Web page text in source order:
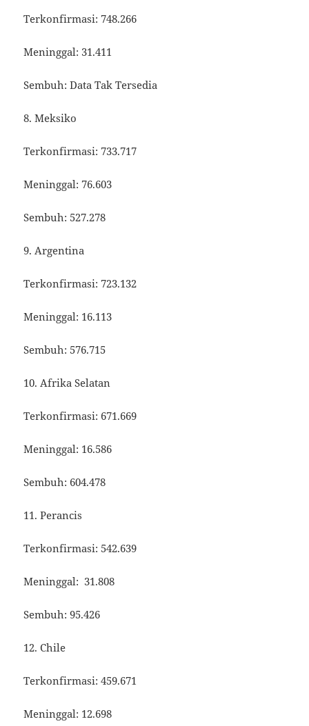
Terkonfirmasi: 748.266
Meninggal: 31.411
Sembuh: Data Tak Tersedia
8. Meksiko
Terkonfirmasi: 733.717
Meninggal: 76.603
Sembuh: 527.278
9. Argentina
Terkonfirmasi: 723.132
Meninggal: 16.113
Sembuh: 576.715
10. Afrika Selatan
Terkonfirmasi: 671.669
Meninggal: 16.586
Sembuh: 604.478
11. Perancis
Terkonfirmasi: 542.639
Meninggal: 31.808
Sembuh: 95.426
12. Chile
Terkonfirmasi: 459.671
Meninggal: 12.698